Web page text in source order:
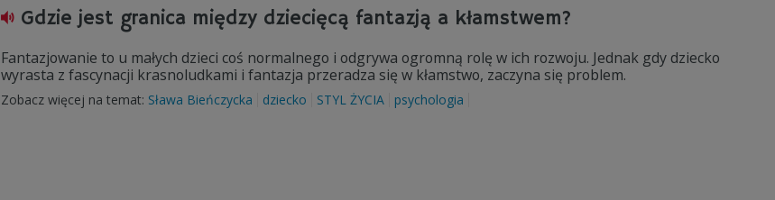
Gdzie jest granica między dziecięcą fantazją a kłamstwem?
Fantazjowanie to u małych dzieci coś normalnego i odgrywa ogromną rolę w ich rozwoju. Jednak gdy dziecko
wyrasta z fascynacji krasnoludkami i fantazja przeradza się w kłamstwo, zaczyna się problem.
Zobacz więcej na temat: Sława Bieńczycka dziecko STYL ŻYCIA psychologia